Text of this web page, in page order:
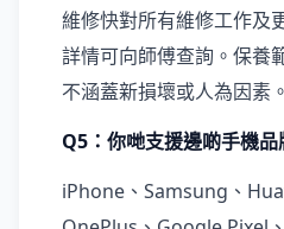
維修快對所有維修工作及
詳情可向師傅查詢。保養
不涵蓋新損壞或人為因素。
Q5：你哋支援邊啲手機品
iPhone、Samsung、